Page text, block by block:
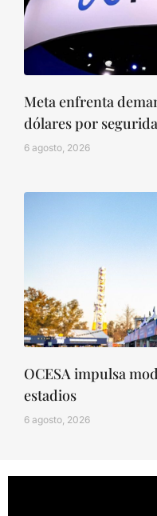
Meta enfrenta
dólares por
6 agosto, 2026
OCESA impulsa
estadios
6 agosto, 2026